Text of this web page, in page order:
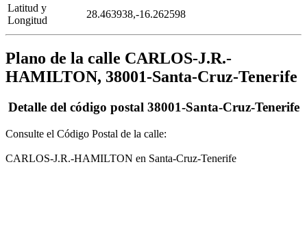
Latitud y
Longitud
28.463938,-16.262598
Plano de la calle CARLOS-J.R.-
HAMILTON, 38001-Santa-Cruz-Tenerife
Detalle del código postal 38001-Santa-Cruz-Tenerife
Consulte el Código Postal de la calle:
CARLOS-J.R.-HAMILTON en Santa-Cruz-Tenerife